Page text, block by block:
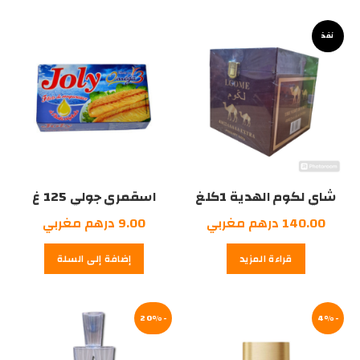
نفذ
شاي لكوم الهدية 1كلغ
140.00 درهم مغربي
قراءة المزيد
اسقمري جولي 125 غ
9.00 درهم مغربي
إضافة إلى السلة
-4%
-20%